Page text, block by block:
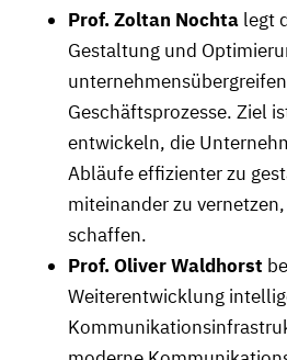
Prof. Zoltan Nochta legt
Gestaltung und
Geschäftsprozesse. Ziel
entwickeln, die
Abläufe effizienter zu
miteinander zu
schaffen.
Prof. Oliver Waldhorst
Weiterentwicklung